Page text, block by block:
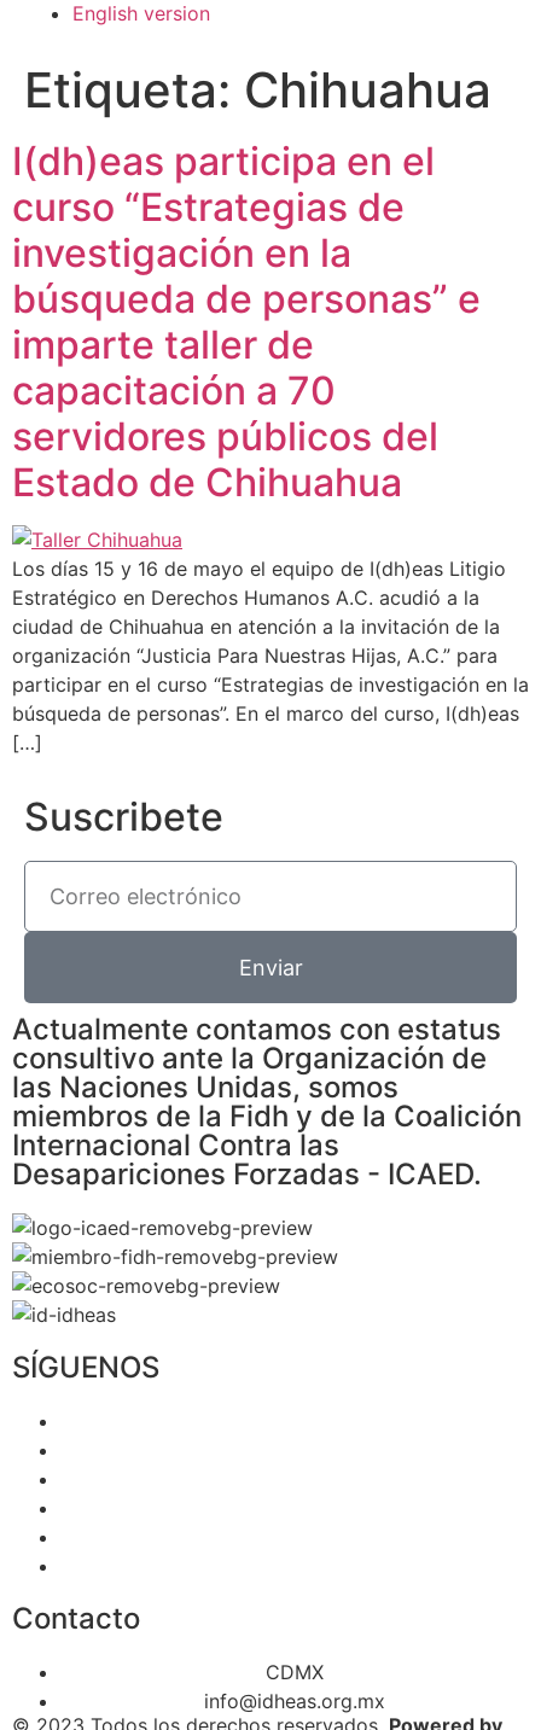
English version
Etiqueta: Chihuahua
I(dh)eas participa en el
curso “Estrategias de
investigación en la
búsqueda de personas” e
imparte taller de
capacitación a 70
servidores públicos del
Estado de Chihuahua
Los días 15 y 16 de mayo el equipo de I(dh)eas Litigio
Estratégico en Derechos Humanos A.C. acudió a la
ciudad de Chihuahua en atención a la invitación de la
organización “Justicia Para Nuestras Hijas, A.C.” para
participar en el curso “Estrategias de investigación en la
búsqueda de personas”. En el marco del curso, I(dh)eas
[…]
Suscribete
Enviar
Actualmente contamos con estatus
consultivo ante la Organización de
las Naciones Unidas, somos
miembros de la Fidh y de la Coalición
Internacional Contra las
Desapariciones Forzadas - ICAED.
SÍGUENOS
Contacto
CDMX
info@idheas.org.mx